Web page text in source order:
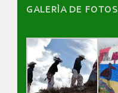
GALERÌA DE FOTOS